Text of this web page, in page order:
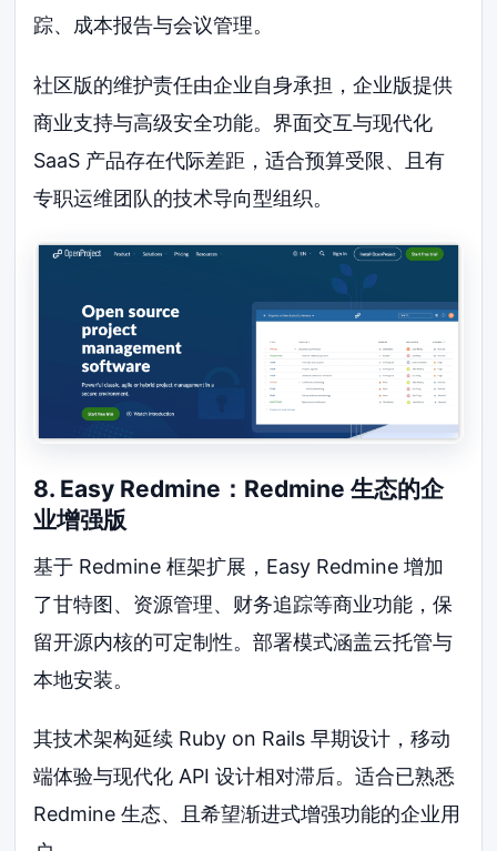
踪、成本报告与会议管理。
社区版的维护责任由企业自身承担，企业版提供
商业支持与高级安全功能。界面交互与现代化
SaaS 产品存在代际差距，适合预算受限、且有
专职运维团队的技术导向型组织。
8. Easy Redmine：Redmine 生态的企
业增强版
基于 Redmine 框架扩展，Easy Redmine 增加
了甘特图、资源管理、财务追踪等商业功能，保
留开源内核的可定制性。部署模式涵盖云托管与
本地安装。
其技术架构延续 Ruby on Rails 早期设计，移动
端体验与现代化 API 设计相对滞后。适合已熟悉
Redmine 生态、且希望渐进式增强功能的企业用